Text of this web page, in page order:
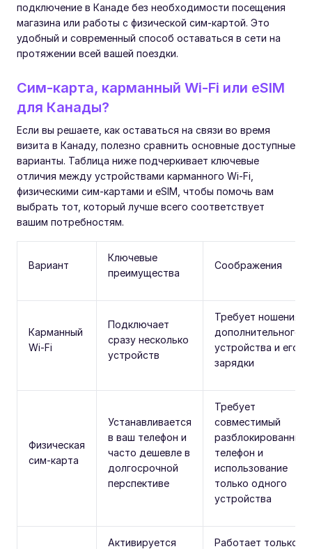
подключение в Канаде без необходимости посещения
магазина или работы с физической сим-картой. Это
удобный и современный способ оставаться в сети на
протяжении всей вашей поездки.
Сим-карта, карманный Wi-Fi или eSIM
для Канады?
Если вы решаете, как оставаться на связи во время
визита в Канаду, полезно сравнить основные доступные
варианты. Таблица ниже подчеркивает ключевые
отличия между устройствами карманного Wi-Fi,
физическими сим-картами и eSIM, чтобы помочь вам
выбрать тот, который лучше всего соответствует
вашим потребностям.
Вариант
Ключевые
преимущества
Соображения
Карманный
Wi-Fi
Подключает
сразу несколько
устройств
Требует ношения
дополнительного
устройства и его
зарядки
Физическая
сим-карта
Устанавливается
в ваш телефон и
часто дешевле в
долгосрочной
перспективе
Требует
совместимый
разблокированный
телефон и
использование
только одного
устройства
Активируется
Работает только